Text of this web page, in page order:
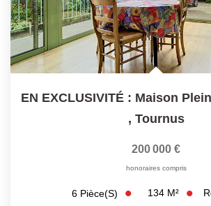
, Tournus
200 000 €
honoraires compris
6 Pièce(s) 134 M²